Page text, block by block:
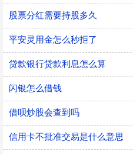
股票分红需要持股多久
平安灵用金怎么秒拒了
贷款银行贷款利息怎么算
闪银怎么借钱
借呗炒股会查到吗
信用卡不批准交易是什么意思